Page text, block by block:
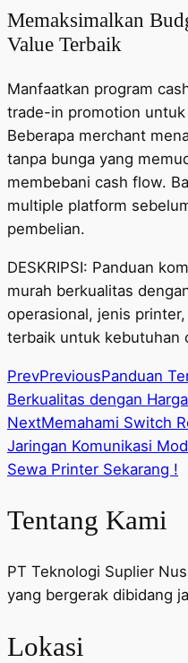
Memaksimalkan
Value Terbaik
Manfaatkan program
trade-in promotion
Beberapa merchant
tanpa bunga yang
membebani cash flow.
multiple platform
pembelian.
DESKRIPSI: Panduan
murah berkualitas
operasional, jenis
terbaik untuk kebutuhan
PrevPreviousPanduan
Berkualitas dengan
NextMemahami Switch
Jaringan Komunikasi
Sewa Printer Sekarang !
Tentang Kami
PT Teknologi Suplier
yang bergerak dibidang
Lokasi